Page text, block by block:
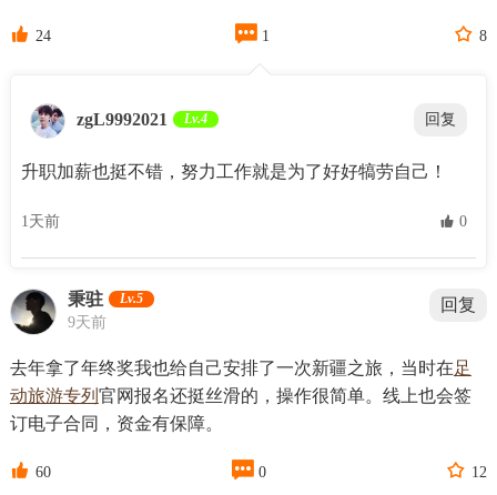
 24  1  8
zgL9992021 Lv.4 回复
升职加薪也挺不错，努力工作就是为了好好犒劳自己！
1天前  0
秉驻 Lv.5
9天前
回复
去年拿了年终奖我也给自己安排了一次新疆之旅，当时在足
动旅游专列 官网报名还挺丝滑的，操作很简单。线上也会签
订电子合同，资金有保障。
 60  0  12